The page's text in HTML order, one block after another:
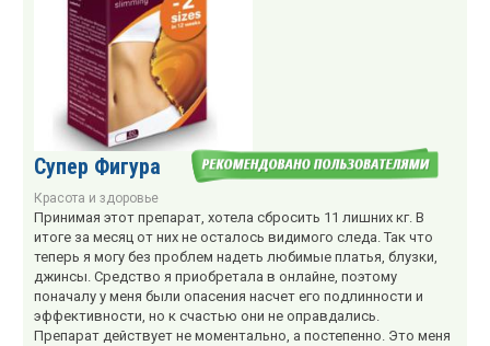
Супер Фигура
Красота и здоровье
Принимая этот препарат, хотела сбросить 11 лишних кг. В
итоге за месяц от них не осталось видимого следа. Так что
теперь я могу без проблем надеть любимые платья, блузки,
джинсы. Средство я приобретала в онлайне, поэтому
поначалу у меня были опасения насчет его подлинности и
эффективности, но к счастью они не оправдались.
Препарат действует не моментально, а постепенно. Это меня